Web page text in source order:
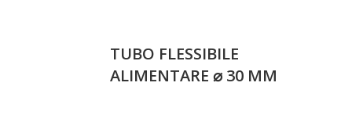
TUBO FLESSIBILE
ALIMENTARE ⌀ 30 MM